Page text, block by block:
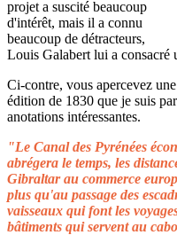
projet a suscité beaucoup
d'intérêt, mais il a connu
beaucoup de détracteurs,
Louis Galabert lui a consacré
Ci-contre, vous apercevez
édition de 1830 que je suis
anotations intéressantes.
"Le Canal des Pyrénées
abrégera le temps, les
Gibraltar au commerce
plus qu'au passage des
vaisseaux qui font les
bâtiments qui servent au